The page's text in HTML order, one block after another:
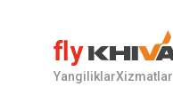
YangiliklarXizmatlar